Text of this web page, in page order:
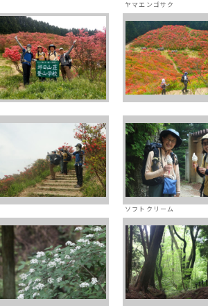
ヤマエンゴサク
ソフトクリーム